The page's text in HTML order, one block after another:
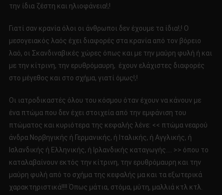
την ίδια ζέστη και ηλιοφάνεια!;!
Γιατί σαν κρανία όλοι οι άνθρωποι δεν έχουμε τα ίδια!;! Ο
μεσογειακός λαός έχει διαφορές στα κρανία από τον βόρειο
λαό, οι Σκανδιναβικές χώρες όπως και με την μαύρη φυλή ή και
με την κίτρινη, την ερυθρόμαυρη, έχουν ελάχιστες διαφορές
στο μέγεθος και στο σχήμα, γιατί όμως!;!
Οι ιατροδικαστές όλου του κόσμου όταν έχουν να κάνουν με
ένα πτώμα που δεν έχει στοιχεία από την εμφάνιση του
πτώματος και κυριότερα της κεφαλής λένε: << πτώμα νεαρού
άνδρα Νορβηγικής ή Γερμανικής, ή Ιταλικής, ή Αγγλικής, ή
Ισλανδικής ή Ελληνικής, ή Ιρλανδικής καταγωγής…. >> όπου το
καταλαβαίνουν εκτός την κίτρινη, την ερυθρόμαυρη και την
μαύρη φυλή από το σχήμα της κεφαλής μα και τα εξωτερικά
χαρακτηριστικά!!!! Όπως μάτια, στόμα, μύτη, μαλλιά κτλ κτλ.